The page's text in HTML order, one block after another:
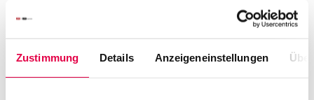
Zustimmung Details Anzeigeneinstellungen
beziehungsweise presserechtlichen Mandaten
spezialisiert. Er vertritt unter anderem die
Tageszeitung "taz", für die er auch als
Kolumnist tätig war). Sonst tritt jeder Anwalt